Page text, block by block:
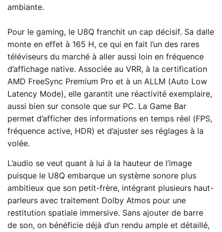
ambiante.
Pour le gaming, le U8Q franchit un cap décisif. Sa dalle
monte en effet à 165 H, ce qui en fait l’un des rares
téléviseurs du marché à aller aussi loin en fréquence
d’affichage native. Associée au VRR, à la certification
AMD FreeSync Premium Pro et à un ALLM (Auto Low
Latency Mode), elle garantit une réactivité exemplaire,
aussi bien sur console que sur PC. La Game Bar
permet d’afficher des informations en temps réel (FPS,
fréquence active, HDR) et d’ajuster ses réglages à la
volée.
L’audio se veut quant à lui à la hauteur de l’image
puisque le U8Q embarque un système sonore plus
ambitieux que son petit-frère, intégrant plusieurs haut-
parleurs avec traitement Dolby Atmos pour une
restitution spatiale immersive. Sans ajouter de barre
de son, on bénéficie déjà d’un rendu ample et détaillé,